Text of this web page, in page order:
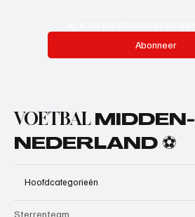
Abonneer
VOETBAL MIDDEN-
NEDERLAND ⚽
Hoofdcategorieën
Sterrenteam